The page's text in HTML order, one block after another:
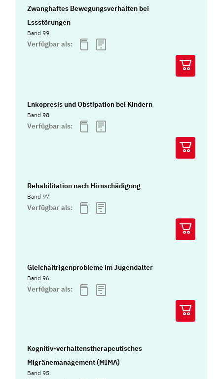
Zwanghaftes Bewegungsverhalten bei
Essstörungen
Band 99
Verfügbar als:
Enkopresis und Obstipation bei Kindern
Band 98
Verfügbar als:
Rehabilitation nach Hirnschädigung
Band 97
Verfügbar als:
Gleichaltrigenprobleme im Jugendalter
Band 96
Verfügbar als:
Kognitiv-verhaltenstherapeutisches
Migränemanagement (MIMA)
Band 95